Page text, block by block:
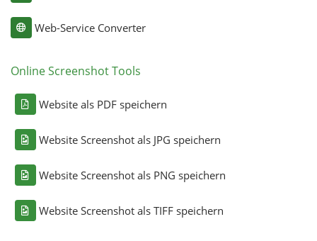
Web-Service Converter
Online Screenshot Tools
Website als PDF speichern
Website Screenshot als JPG speichern
Website Screenshot als PNG speichern
Website Screenshot als TIFF speichern